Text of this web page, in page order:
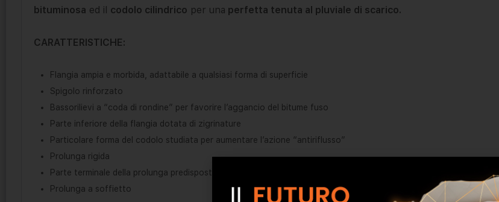
bituminosa ed il codolo cilindrico per una perfetta tenuta al pluviale di scarico.
CARATTERISTICHE:
Flangia ampia e morbida, adattabile a qualsiasi forma di superficie
Spigolo rinforzato
Bassorilievi a “coda di rondine” per favorire l’aggancio del bitume fuso
Parte inferiore della flangia dotata di zigrinature
Particolare forma del codolo studiata per aumentare l’azione “antiriflusso”
Prolunga rigida
Parte terminale della prolunga predisposta per l’inserimento di altre prolunghe
Prolunga a soffietto